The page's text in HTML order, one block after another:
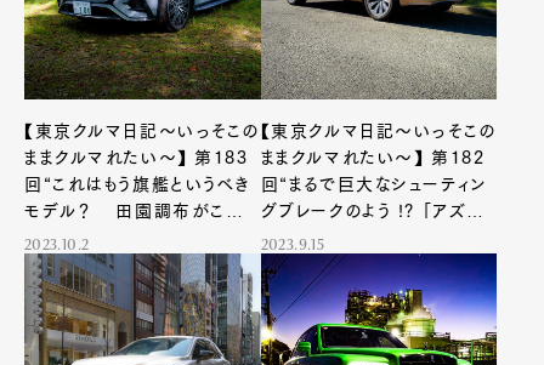
【東京クルマ日記〜いっそこの
ままクルマれたい〜】 第183
回“これはもう旗艦というべき
モデル？ 田園調布がこれ
ほど似合うEVはないかも！”
2023.10.2
【東京クルマ日記〜いっそこの
ままクルマれたい〜】 第182
回“まるで巨大なシューティン
グブレークのよう !? 「アズー
ル・ジャイアント」と呼びたい
旗艦モデル”
2023.9.15